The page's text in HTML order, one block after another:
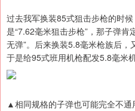
过去我军换装85式狙击步枪的时
是“7.62毫米狙击步枪”，那子弹
无弹”。后来换装5.8毫米枪族后，
于是给95式班用机枪配发5.8毫米
▲相同规格的子弹也可能完全不通